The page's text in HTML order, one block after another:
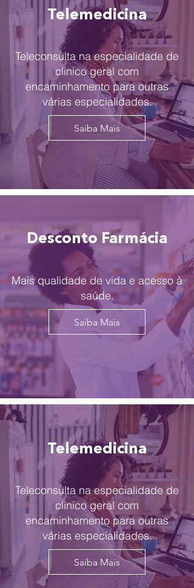
Telemedicina
Teleconsulta na especialidade de
clinico geral com
encaminhamento para outras
várias especialidades.
Saiba Mais
Desconto Farmácia
Mais qualidade de vida e acesso à
saúde.
Saiba Mais
Telemedicina
Teleconsulta na especialidade de
clinico geral com
encaminhamento para outras
várias especialidades.
Saiba Mais